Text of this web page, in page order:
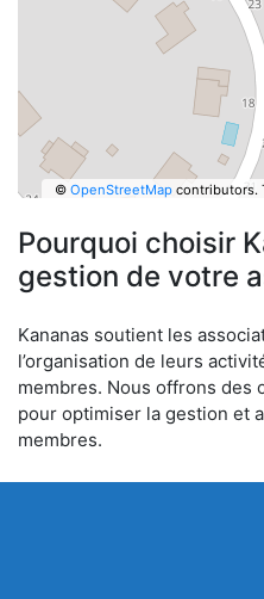
© OpenStreetMapcontributors.
Pourquoi choisir
gestion de votre
Kananas soutient les
l’organisation de leurs
membres. Nous offrons des
pour optimiser la gestion et
membres.